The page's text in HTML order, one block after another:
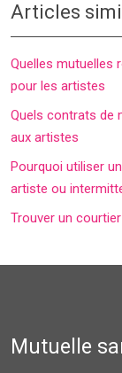
Articles
Quelles mutuelles
pour les artistes
Quels contrats de
aux artistes
Pourquoi utiliser
artiste ou
Trouver un
Mutuelle